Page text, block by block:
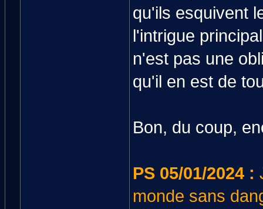
qu'ils esquivent
l'intrigue
n'est pas une
qu'il en est de
Bon, du coup,
PS 05/01/2024 :
monde sans